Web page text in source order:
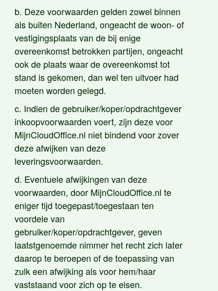
b. Deze voorwaarden gelden zowel binnen
als buiten Nederland, ongeacht de woon- of
vestigingsplaats van de bij enige
overeenkomst betrokken partijen, ongeacht
ook de plaats waar de overeenkomst tot
stand is gekomen, dan wel ten uitvoer had
moeten worden gelegd.
c. Indien de gebruiker/koper/opdrachtgever
inkoopvoorwaarden voert, zijn deze voor
MijnCloudOffice.nl niet bindend voor zover
deze afwijken van deze
leveringsvoorwaarden.
d. Eventuele afwijkingen van deze
voorwaarden, door MijnCloudOffice.nl te
eniger tijd toegepast/toegestaan ten
voordele van
gebruiker/koper/opdrachtgever, geven
laatstgenoemde nimmer het recht zich later
daarop te beroepen of de toepassing van
zulk een afwijking als voor hem/haar
vaststaand voor zich op te eisen.